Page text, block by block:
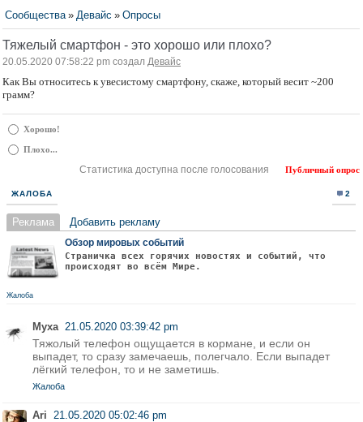
Сообщества » Девайс » Опросы
Тяжелый смартфон - это хорошо или плохо?
20.05.2020 07:58:22 pm создал Девайс
Как Вы относитесь к увесистому смартфону, скаже, который весит ~200
грамм?
Хорошо!
Плохо...
Статистика доступна после голосования Публичный опрос
ЖАЛОБА 2
Реклама Добавить рекламу
Обзор мировых событий
Страничка всех горячих новостях и событий, что
происходят во всём Мире.
Жалоба
Муха 21.05.2020 03:39:42 pm
Тяжолый телефон ощущается в кормане, и если он
выпадет, то сразу замечаешь, полегчало. Если выпадет
лёгкий телефон, то и не заметишь.
Жалоба
Ari 21.05.2020 05:02:46 pm